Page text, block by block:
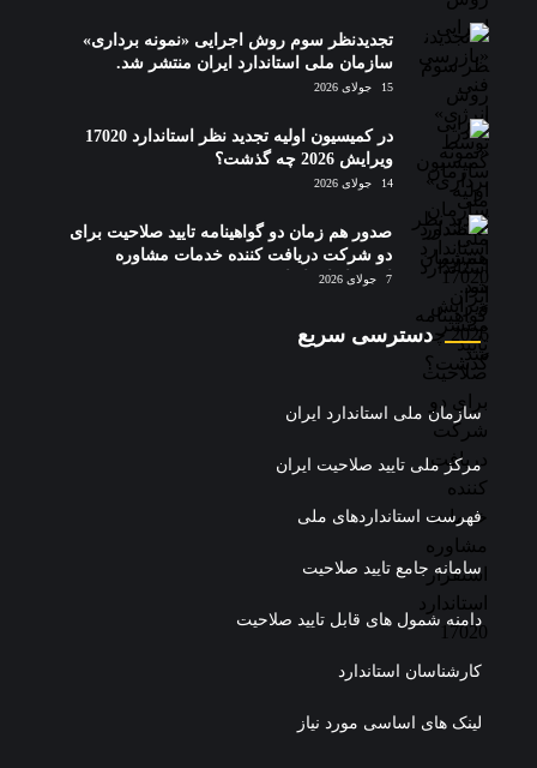
تجدیدنظر سوم روش اجرایی «نمونه برداری»
سازمان ملی استاندارد ایران منتشر شد.
15 جولای 2026
در کمیسیون اولیه تجدید نظر استاندارد 17020
ویرایش 2026 چه گذشت؟
14 جولای 2026
صدور هم زمان دو گواهینامه تایید صلاحیت برای
دو شرکت دریافت کننده خدمات مشاوره
استقرار استاندارد 17020
7 جولای 2026
دسترسی سریع
سازمان ملی استاندارد ایران
مرکز ملی تایید صلاحیت ایران
فهرست استانداردهای ملی
سامانه جامع تایید صلاحیت
دامنه شمول های قابل تایید صلاحیت
کارشناسان استاندارد
لینک های اساسی مورد نیاز